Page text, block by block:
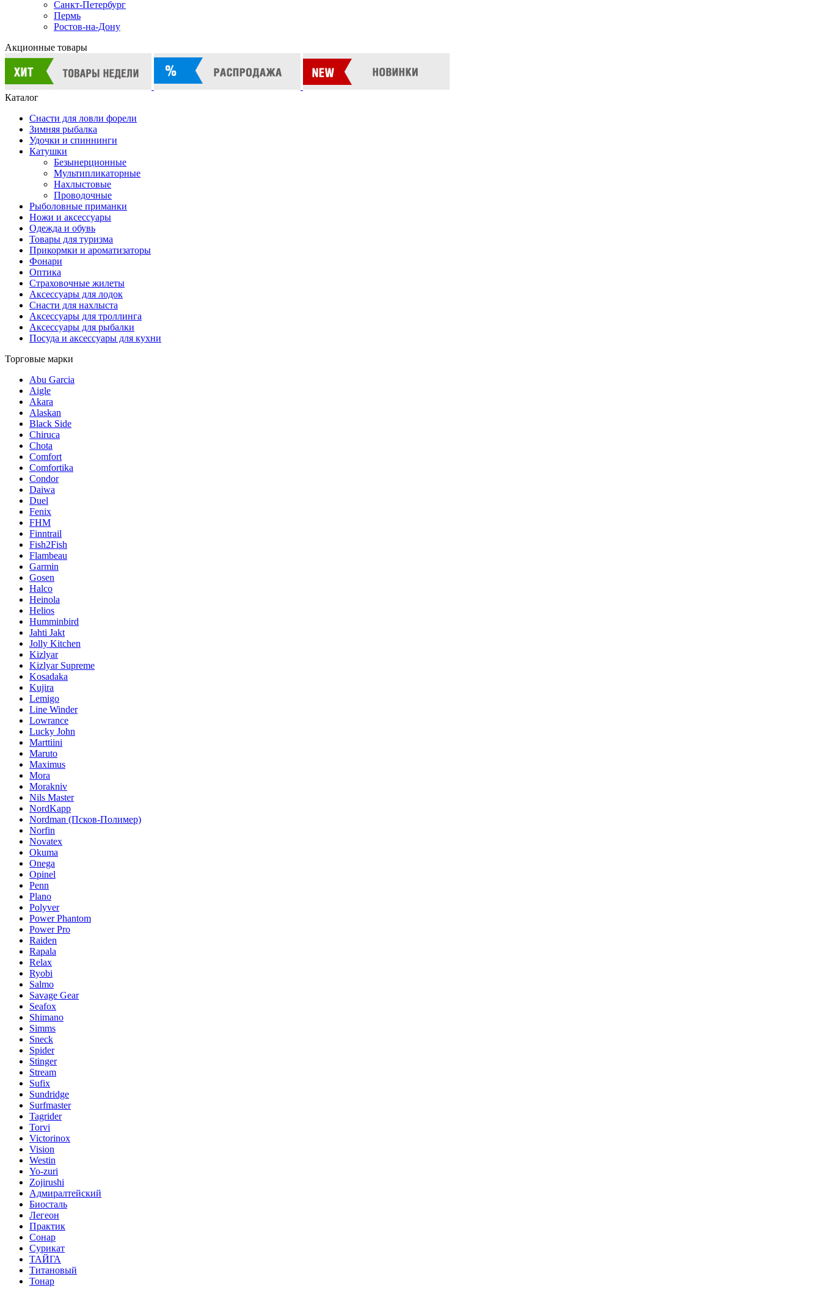
Санкт-Петербург
Пермь
Ростов-на-Дону
Акционные товары
Каталог
Снасти для ловли форели
Зимняя рыбалка
Удочки и спиннинги
Катушки
Безынерционные
Мультипликаторные
Нахлыстовые
Проводочные
Рыболовные приманки
Ножи и аксессуары
Одежда и обувь
Товары для туризма
Прикормки и ароматизаторы
Фонари
Оптика
Страховочные жилеты
Аксессуары для лодок
Снасти для нахлыста
Аксессуары для троллинга
Аксессуары для рыбалки
Посуда и аксессуары для кухни
Торговые марки
Abu Garcia
Aigle
Akara
Alaskan
Black Side
Chiruca
Chota
Comfort
Comfortika
Condor
Daiwa
Duel
Fenix
FHM
Finntrail
Fish2Fish
Flambeau
Garmin
Gosen
Halco
Heinola
Helios
Humminbird
Jahti Jakt
Jolly Kitchen
Kizlyar
Kizlyar Supreme
Kosadaka
Kujira
Lemigo
Line Winder
Lowrance
Lucky John
Marttiini
Maruto
Maximus
Mora
Morakniv
Nils Master
NordKapp
Nordman (Псков-Полимер)
Norfin
Novatex
Okuma
Onega
Opinel
Penn
Plano
Polyver
Power Phantom
Power Pro
Raiden
Rapala
Relax
Ryobi
Salmo
Savage Gear
Seafox
Shimano
Simms
Sneck
Spider
Stinger
Stream
Sufix
Sundridge
Surfmaster
Tagrider
Torvi
Victorinox
Vision
Westin
Yo-zuri
Zojirushi
Адмиралтейский
Биосталь
Легеон
Практик
Сонар
Сурикат
ТАЙГА
Титановый
Тонар